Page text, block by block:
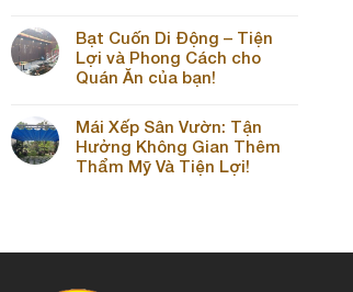
Bạt Cuốn Di Động – Tiện
Lợi và Phong Cách cho
Quán Ăn của bạn!
Mái Xếp Sân Vườn: Tận
Hưởng Không Gian Thêm
Thẩm Mỹ Và Tiện Lợi!